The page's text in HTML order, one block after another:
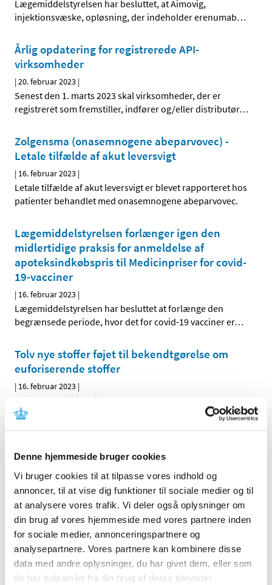
Denne hjemmeside bruger cookies
Vi bruger cookies til at tilpasse vores indhold og
annoncer, til at vise dig funktioner til sociale medier og til
at analysere vores trafik. Vi deler også oplysninger om
din brug af vores hjemmeside med vores partnere inden
for sociale medier, annonceringspartnere og
analysepartnere. Vores partnere kan kombinere disse
data med andre oplysninger, du har givet dem, eller som
de har indsamlet fra din brug af deres tjenester.
Lægemiddelstyrelsen har besluttet, at Aimovig,
injektionsvæske, opløsning, der indeholder erenumab…
Årlig opdatering for registrerede API-
virksomheder
|20. februar 2023 |
Senest den 1. marts 2023 skal virksomheder, der er
registreret som fremstiller, indfører og/eller distributør…
Zolgensma (onasemnogene abeparvovec) -
Letale tilfælde af akut leversvigt
| 16. februar 2023 |
Letale tilfælde af akut leversvigt er blevet rapporteret hos
patienter behandlet med onasemnogene abeparvovec.
Lægemiddelstyrelsen forlænger igen den
midlertidige praksis for anmeldelse af
apoteksindkøbspris til Medicinpriser for covid-
19-vacciner
| 16. februar 2023 |
Lægemiddelstyrelsen har besluttet at forlænge den
begrænsede periode, hvor det for covid-19 vacciner er…
Tolv nye stoffer føjet til bekendtgørelse om
euforiserende stoffer
| 16. februar 2023 |
I Sundhedsministeriets bekendtgørelse nr. 2446 af 12.
december 2021 om euforiserende stoffer er der fra den…
(CSEG101A2301) viser ingen superioritet af
crizanlizumab i forhold til placebo
|14. februar 2023 |
Præliminære resultater fra fase III-studiet CSEG101A2301
(STAND) viste ingen forskel mellem crizanlizumab og …
Lægemiddelstyrelsen retter oplysninger i
databasen med indlægssedler